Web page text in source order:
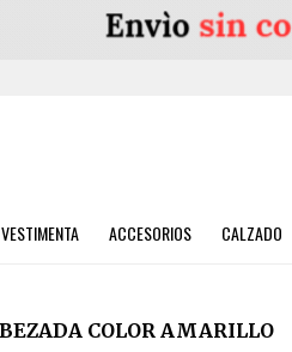
VESTIMENTA ACCESORIOS CALZADO
COLOR AMARILLO